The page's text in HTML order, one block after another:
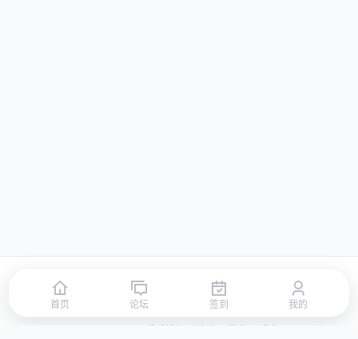
首页 签到 积分商城 站点地图
© 2026 LLBBS 乐乐论坛 · 独立开发者阿乐出品
首页 论坛 签到 我的